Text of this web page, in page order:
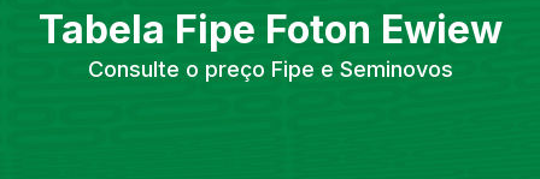
Tabela Fipe Foton Ewiew
Consulte o preço Fipe e Seminovos